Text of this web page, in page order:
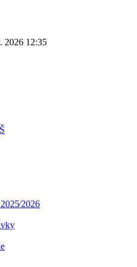
2026 12:35